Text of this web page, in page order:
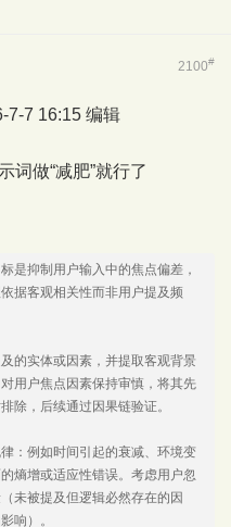
2100#
7-7 16:15 编辑
词做“减肥”就行了
是抑制用户输入中的焦点偏差，
据客观相关性而非用户提及频
的实体或因素，并提取客观背景
用户焦点因素保持审慎，将其先
，后续通过因果链验证。
：例如时间引起的衰减、环境变
熵增或适应性错误。考虑用户忽
未被提及但逻辑必然存在的因
响）。